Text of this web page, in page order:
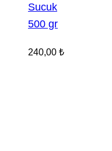
Sucuk
500 gr
240,00 ₺